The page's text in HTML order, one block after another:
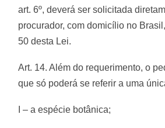
art. 6º, deverá ser solicitada
procurador, com domicílio no
50 desta Lei.
Art. 14. Além do requerimento, o
que só poderá se referir a uma
I – a espécie botânica;